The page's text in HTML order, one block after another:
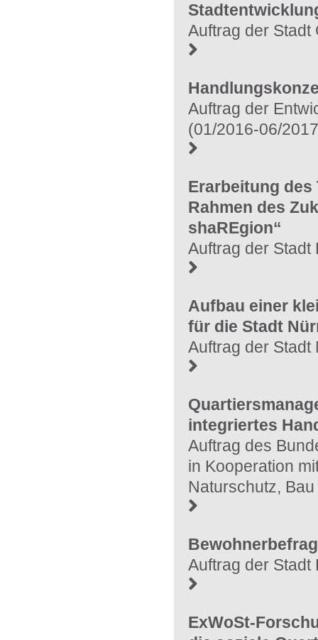
Auftrag der
Auftrag der
(01/2016-06/
Erarbeitung des
Rahmen des
shaREgion“
Auftrag der Stadt
Aufbau einer
für die Stadt
Auftrag der
integriertes
Auftrag des
in Kooperation
Naturschutz,
Auftrag der Stadt
ExWoSt-